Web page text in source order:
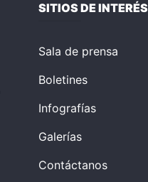
SITIOS DE INTERÉS
Sala de prensa
Boletines
Infografías
Galerías
Contáctanos